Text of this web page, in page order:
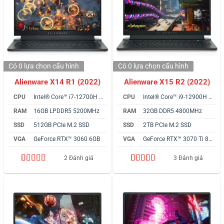
Alienware X14 R1 (2022)
CPU
Intel® Core™ i7-12700H vPro
RAM
16GB LPDDR5 5200MHz
SSD
512GB PCIe M.2 SSD
VGA
GeForce RTX™ 3060 6GB
2 Đánh giá
Có 0 lựa chọn cấu hình
Alienware X15 R2 (2022)
CPU
Intel® Core™ i9-12900H vPro
RAM
32GB DDR5 4800MHz
SSD
2TB PCIe M.2 SSD
VGA
GeForce RTX™ 3070 Ti 8GB
3 Đánh giá
Có 0 lựa chọn cấu hình